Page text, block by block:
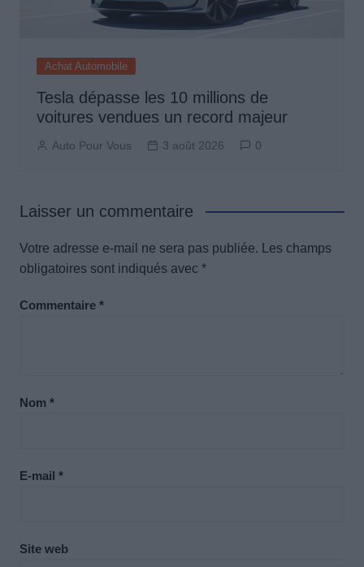
Achat Automobile
Tesla dépasse les 10 millions de
voitures vendues un record majeur
Auto Pour Vous 3 août 2026 0
Laisser un commentaire
Votre adresse e-mail ne sera pas publiée.
Les champs
obligatoires sont indiqués avec *
Commentaire *
Nom *
E-mail *
Site web